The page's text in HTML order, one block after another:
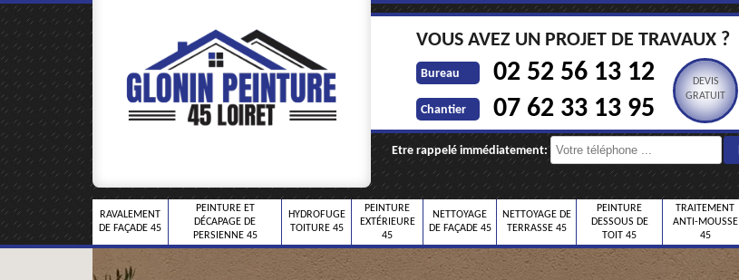
VOUS AVEZ UN PROJET DE TRAVAUX ?
Bureau 02 52 56 13 12
Chantier 07 62 33 13 95
DEVIS
GRATUIT
Etre rappelé immédiatement:
RAVALEMENT
DE FAÇADE 45
PEINTURE ET
DÉCAPAGE DE
PERSIENNE 45
HYDROFUGE
TOITURE 45
PEINTURE
EXTÉRIEURE
45
NETTOYAGE
DE FAÇADE 45
NETTOYAGE DE
TERRASSE 45
PEINTURE
DESSOUS DE
TOIT 45
TRAITEMENT
ANTI-MOUSSE
45